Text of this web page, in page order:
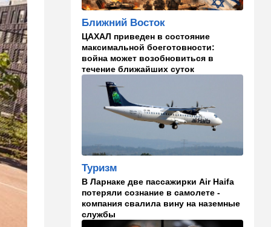
палестинскими строят
"новую модель ООН"
14:55 Израиль
В Израиле опасаются атак
дронов изнутри страны
В мире
WSJ: загнанный в угол Путин
может испытать НАТО на
14:10 В мире
Заложники Сеуты: почему
марокканские подростки не
могут вернуться домой
14:09 Мнения
Ближний Восток
ЦАХАЛ приведен в состояние
максимальной боеготовности:
война может возобновиться в
течение ближайших суток
Туризм
В Ларнаке две пассажирки Air Haifa
потеряли сознание в самолете -
компания свалила вину на наземные
службы